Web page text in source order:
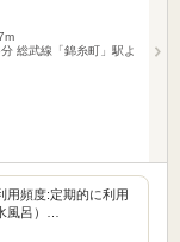
総武線「錦糸町」駅よ
用頻度:定期的に利用
風呂）…